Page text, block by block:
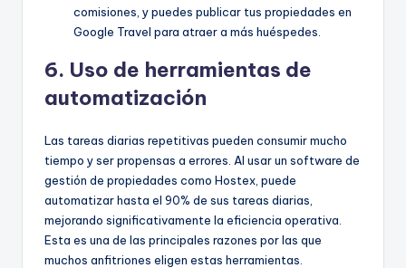
comisiones, y puedes publicar tus propiedades en
Google Travel para atraer a más huéspedes.
6. Uso de herramientas de
automatización
Las tareas diarias repetitivas pueden consumir mucho
tiempo y ser propensas a errores. Al usar un software de
gestión de propiedades como Hostex, puede
automatizar hasta el 90% de sus tareas diarias,
mejorando significativamente la eficiencia operativa.
Esta es una de las principales razones por las que
muchos anfitriones eligen estas herramientas.